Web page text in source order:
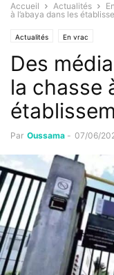
Accueil Actualités
à l’abaya dans les
Actualités En vrac
Des
la chasse
Par Oussama - 07/06/